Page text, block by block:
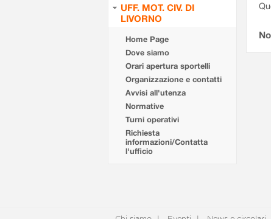
UFF. MOT. CIV. DI
LIVORNO
Home Page
Dove siamo
Orari apertura sportelli
Organizzazione e contatti
Avvisi all'utenza
Normative
Turni operativi
Richiesta
informazioni/Contatta
l'ufficio